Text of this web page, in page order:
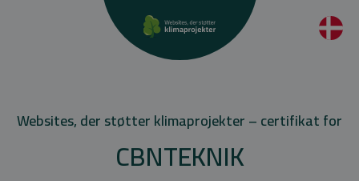
Websites, der støtter klimaprojekter – certifikat for
CBNTEKNIK